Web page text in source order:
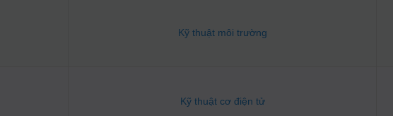
Kỹ thuật môi trường
Kỹ thuật cơ điện tử